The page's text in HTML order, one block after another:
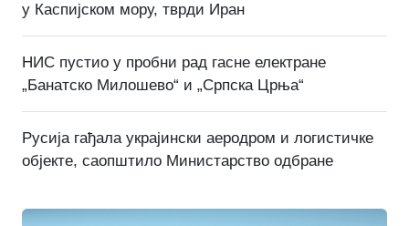
у Каспијском мору, тврди Иран
НИС пустио у пробни рад гасне електране
„Банатско Милошево“ и „Српска Црња“
Русија гађала украјински аеродром и логистичке
објекте, саопштило Министарство одбране